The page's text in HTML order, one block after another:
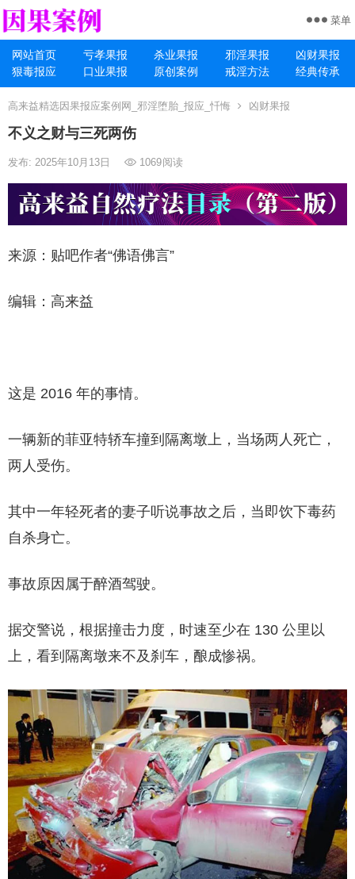
网站首页 亏孝果报 杀业果报 邪淫果报
凶财果报
狠毒报应
口业果报 原创案例 戒淫方法 经典传承
菜单
高来益精选因果报应案例网_邪淫堕胎_报应_忏悔 凶财果报
不义之财与三死两伤
发布: 2025年10月13日 1069阅读
来源：贴吧作者“佛语佛言”
编辑：高来益
这是 2016 年的事情。
一辆新的菲亚特轿车撞到隔离墩上，当场两人死亡，
两人受伤。
其中一年轻死者的妻子听说事故之后，当即饮下毒药
自杀身亡。
事故原因属于醉酒驾驶。
据交警说，根据撞击力度，时速至少在 130 公里以
上，看到隔离墩来不及刹车，酿成惨祸。